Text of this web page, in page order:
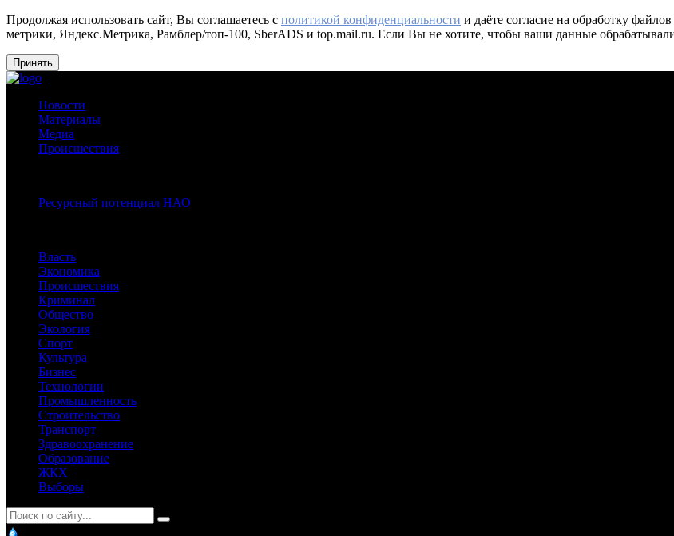
Продолжая использовать сайт, Вы соглашаетесь с политикой конфиденциальности и даёте согласие на обработку
метрики, Яндекс.Метрика, Рамблер/топ-100, SberADS и top.mail.ru. Если Вы не хотите, чтобы ваши данные
Принять
Новости
Материалы
Медиа
Происшествия
Ресурсный потенциал НАО
Власть
Экономика
Происшествия
Криминал
Общество
Экология
Спорт
Культура
Бизнес
Технологии
Промышленность
Строительство
Транспорт
Здравоохранение
Образование
ЖКХ
Выборы